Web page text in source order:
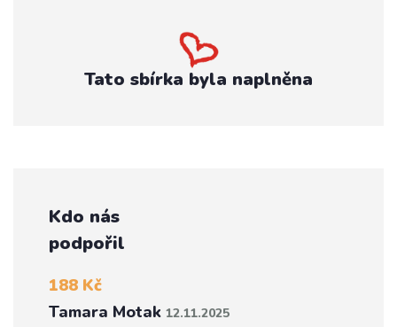
Tato sbírka byla naplněna
Kdo nás
podpořil
188 Kč
Tamara Motak 12.11.2025